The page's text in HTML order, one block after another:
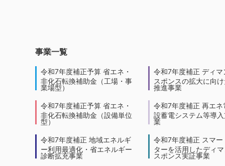
事業一覧
令和7年度補正予算 省エネ・
非化石転換補助金（工場・事
業場型）
令和7年度補正予算 省エネ・
非化石転換補助金（設備単位
型）
令和7年度補正 地域エネルギ
ー利用最適化・省エネルギー
診断拡充事業
令和7年度補正 ディマ
スポンスの拡大に向
推進事業
令和7年度補正 再エネ
設蓄電システム等導
業
令和7年度補正 スマー
ターを活用したディ
スポンス実証事業